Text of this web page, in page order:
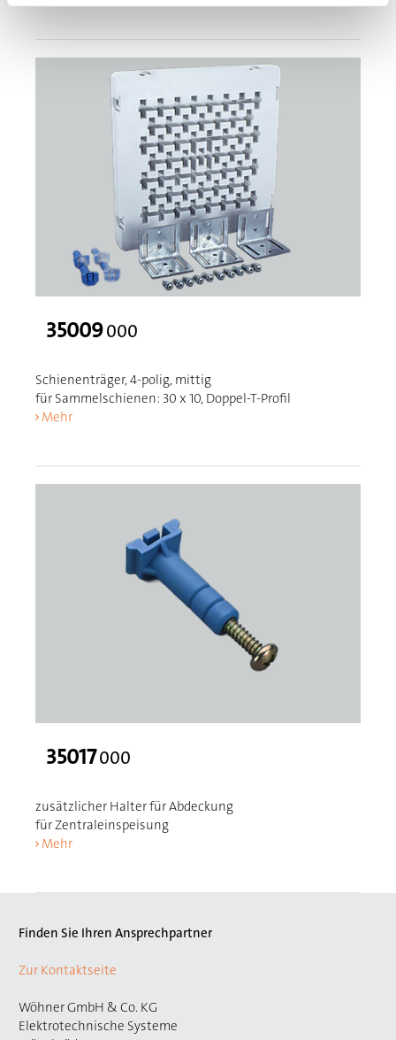
35009000
Schienenträger, 4-polig, mittig
für Sammelschienen: 30 x 10, Doppel-T-Profil
Mehr
35017000
zusätzlicher Halter für Abdeckung
für Zentraleinspeisung
Mehr
Finden Sie Ihren Ansprechpartner
Zur Kontaktseite
Wöhner GmbH & Co. KG
Elektrotechnische Systeme